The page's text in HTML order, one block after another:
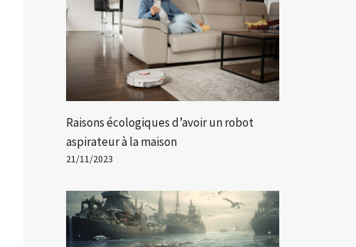
Raisons écologiques d’avoir un robot
aspirateur à la maison
21/11/2023